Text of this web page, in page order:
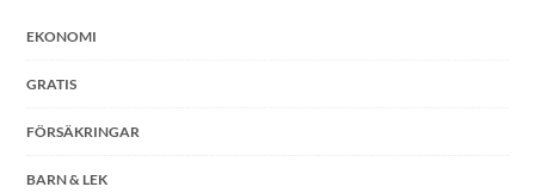
EKONOMI
GRATIS
FÖRSÄKRINGAR
BARN & LEK